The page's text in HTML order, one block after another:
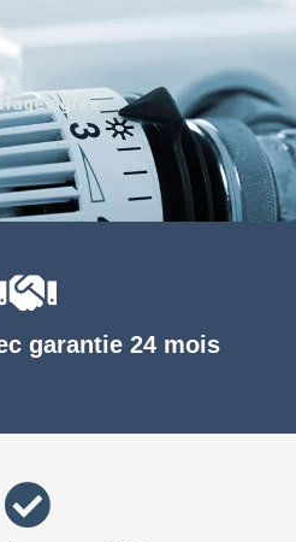
garantie 24 mois
agréé